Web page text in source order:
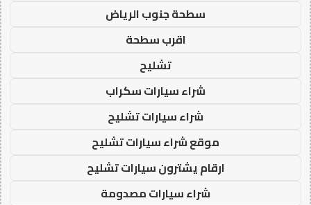
سطحة جنوب الرياض
اقرب سطحة
تشليح
شراء سيارات سكراب
شراء سيارات تشليح
موقع شراء سيارات تشليح
ارقام يشترون سيارات تشليح
شراء سيارات مصدومة